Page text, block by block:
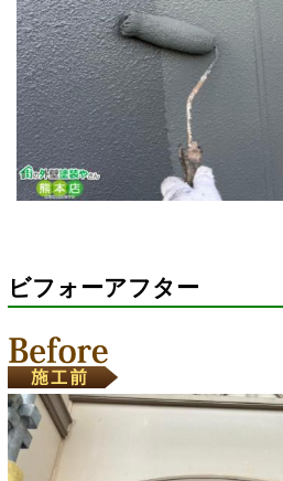
ビフォーアフター